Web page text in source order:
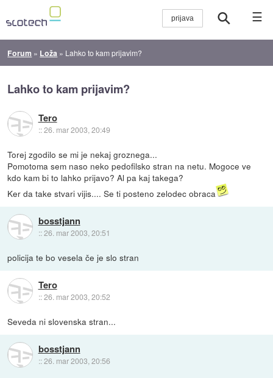
☰
Forum » Loža » Lahko to kam prijavim?
Lahko to kam prijavim?
Tero
::26. mar 2003, 20:49
Torej zgodilo se mi je nekaj groznega...
Pomotoma sem naso neko pedofilsko stran na netu. Mogoce ve
kdo kam bi to lahko prijavo? Al pa kaj takega?
Ker da take stvari vijis.... Se ti posteno zelodec obraca
bosstjann
::26. mar 2003, 20:51
policija te bo vesela če je slo stran
Tero
::26. mar 2003, 20:52
Seveda ni slovenska stran...
bosstjann
::26. mar 2003, 20:56